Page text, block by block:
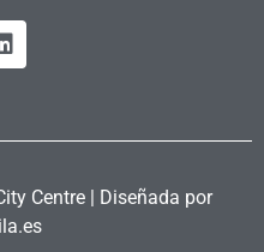
Centre | Diseñada por